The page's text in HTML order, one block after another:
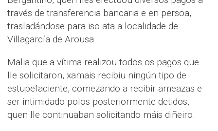
través de transferencia bancaria e en persoa,
trasladándose para iso ata a localidade de
Villagarcía de Arousa.
Malia que a vítima realizou todos os pagos que
lle solicitaron, xamais recibiu ningún tipo de
estupefaciente, comezando a recibir ameazas e
ser intimidado polos posteriormente detidos,
quen lle continuaban solicitando máis diñeiro.